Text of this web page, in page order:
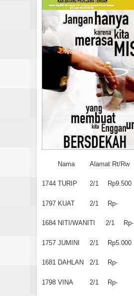
Nama Alamat Rt/Rw
1744 TURIP 2/1 Rp9.500
1797 KUAT 2/1 Rp-
1684 NITI/WANITI 2/1 Rp-
1757 JUMINI 2/1 Rp5.000
1681 DAHLAN 2/1 Rp-
1798 VINA 2/1 Rp-